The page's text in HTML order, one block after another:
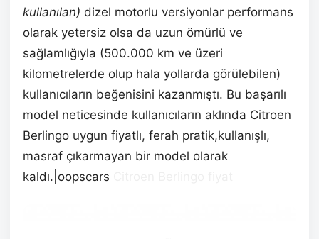
kullanılan) dizel motorlu versiyonlar performans
olarak yetersiz olsa da uzun ömürlü ve
sağlamlığıyla (500.000 km ve üzeri
kilometrelerde olup hala yollarda görülebilen)
kullanıcıların beğenisini kazanmıştı. Bu başarılı
model neticesinde kullanıcıların aklında Citroen
Berlingo uygun fiyatlı, ferah pratik,kullanışlı,
masraf çıkarmayan bir model olarak
kaldı.|oopscars